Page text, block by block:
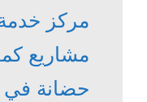
مركز
مشاريع
حضانة في